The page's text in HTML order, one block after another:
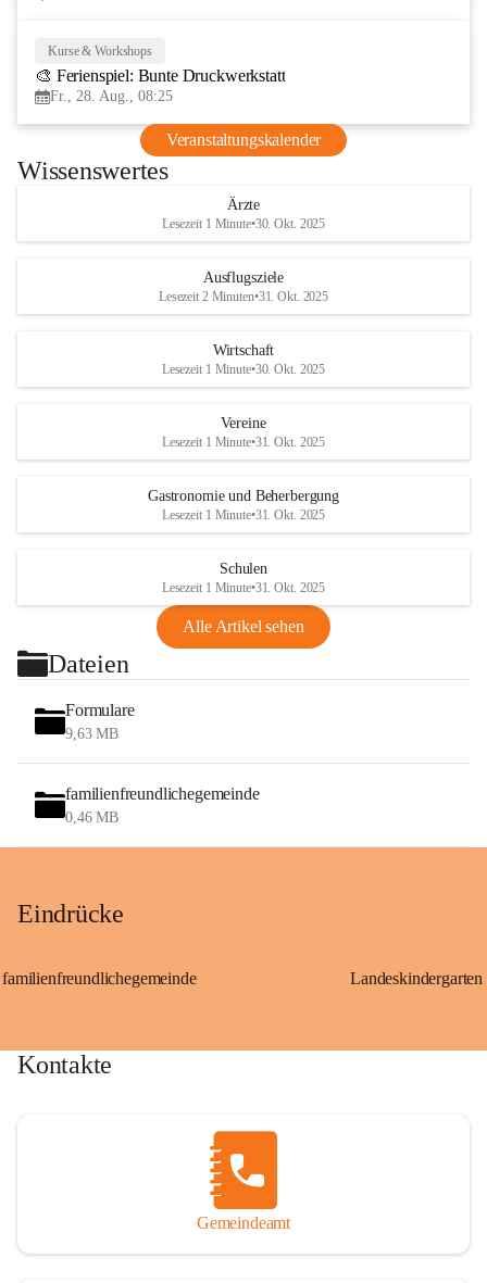
Kurse & Workshops
🎨 Ferienspiel: Bunte Druckwerkstatt
Fr., 28. Aug., 08:25
Veranstaltungskalender
Wissenswertes
Ärzte
Lesezeit 1 Minute•30. Okt. 2025
Ausflugsziele
Lesezeit 2 Minuten•31. Okt. 2025
Wirtschaft
Lesezeit 1 Minute•30. Okt. 2025
Vereine
Lesezeit 1 Minute•31. Okt. 2025
Gastronomie und Beherbergung
Lesezeit 1 Minute•31. Okt. 2025
Schulen
Lesezeit 1 Minute•31. Okt. 2025
Alle Artikel sehen
Dateien
Formulare
9,63 MB
familienfreundlichegemeinde
0,46 MB
Eindrücke
familienfreundlichegemeinde
Kontakte
Gemeindeamt